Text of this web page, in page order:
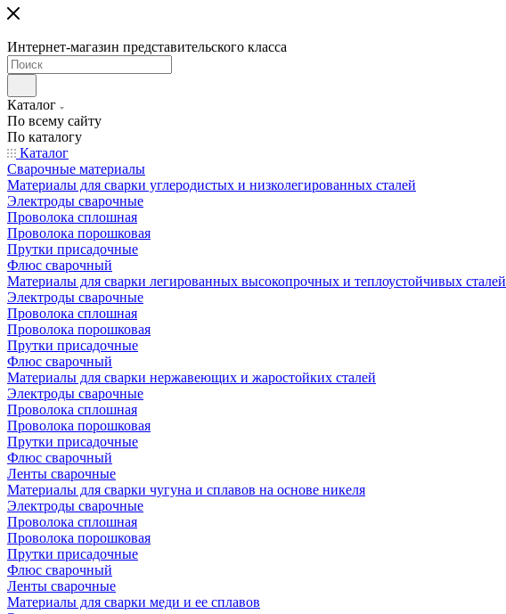
Интернет-магазин представительского класса
Каталог
По всему сайту
По каталогу
Каталог
Сварочные материалы
Материалы для сварки углеродистых и низколегированных сталей
Электроды сварочные
Проволока сплошная
Проволока порошковая
Прутки присадочные
Флюс сварочный
Материалы для сварки легированных высокопрочных и теплоустойчивых сталей
Электроды сварочные
Проволока сплошная
Проволока порошковая
Прутки присадочные
Флюс сварочный
Материалы для сварки нержавеющих и жаростойких сталей
Электроды сварочные
Проволока сплошная
Проволока порошковая
Прутки присадочные
Флюс сварочный
Ленты сварочные
Материалы для сварки чугуна и сплавов на основе никеля
Электроды сварочные
Проволока сплошная
Проволока порошковая
Прутки присадочные
Флюс сварочный
Ленты сварочные
Материалы для сварки меди и ее сплавов